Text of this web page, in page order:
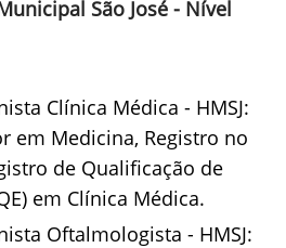
São José - Nível
Clínica Médica - HMSJ:
em Medicina, Registro no
de Qualificação de
em Clínica Médica.
Oftalmologista - HMSJ: